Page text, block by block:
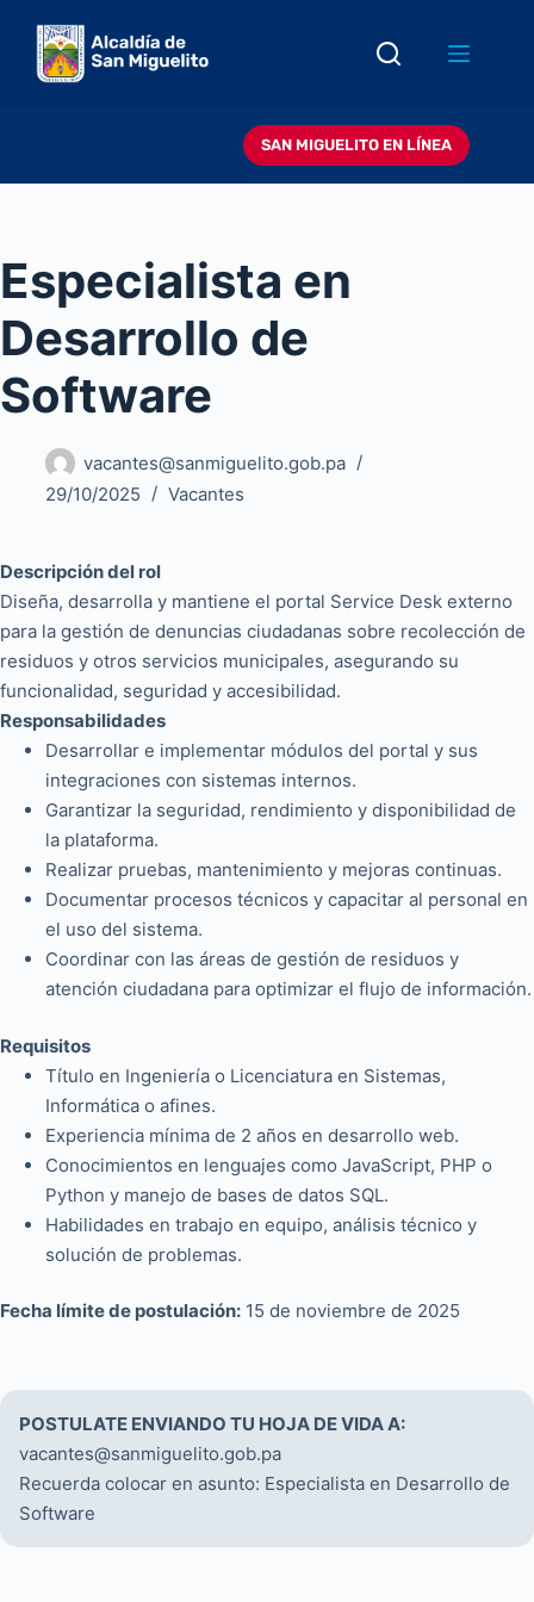
contenido
SAN MIGUELITO EN LÍNEA
Especialista en
Desarrollo de
Software
vacantes@sanmiguelito.gob.pa
29/10/2025
Vacantes
Descripción del rol
Diseña, desarrolla y mantiene el portal Service Desk externo
para la gestión de denuncias ciudadanas sobre recolección de
residuos y otros servicios municipales, asegurando su
funcionalidad, seguridad y accesibilidad.
Responsabilidades
Desarrollar e implementar módulos del portal y sus
integraciones con sistemas internos.
Garantizar la seguridad, rendimiento y disponibilidad de
la plataforma.
Realizar pruebas, mantenimiento y mejoras continuas.
Documentar procesos técnicos y capacitar al personal en
el uso del sistema.
Coordinar con las áreas de gestión de residuos y
atención ciudadana para optimizar el flujo de información.
Requisitos
Título en Ingeniería o Licenciatura en Sistemas,
Informática o afines.
Experiencia mínima de 2 años en desarrollo web.
Conocimientos en lenguajes como JavaScript, PHP o
Python y manejo de bases de datos SQL.
Habilidades en trabajo en equipo, análisis técnico y
solución de problemas.
Fecha límite de postulación: 15 de noviembre de 2025
POSTULATE ENVIANDO TU HOJA DE VIDA A:
vacantes@sanmiguelito.gob.pa​
Recuerda colocar en asunto: Especialista en Desarrollo de
Software